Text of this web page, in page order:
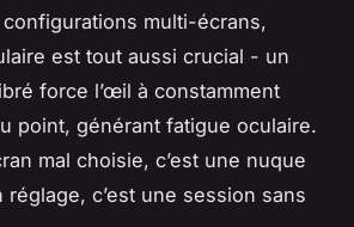
multi-écrans,
est tout aussi crucial - un
force l’œil à constamment
point, générant fatigue oculaire.
mal choisie, c’est une nuque
c’est une session sans